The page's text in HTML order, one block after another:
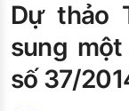
Đào tạo ISO
Dự thảo
sung
số 37/